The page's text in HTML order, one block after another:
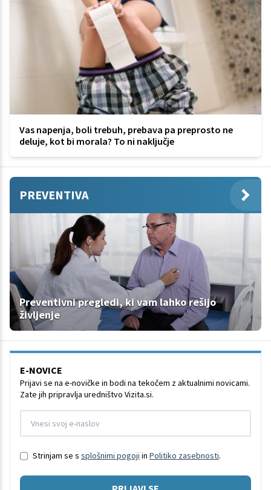
Vas napenja, boli trebuh, prebava pa preprosto ne
deluje, kot bi morala? To ni naključje
PREVENTIVA
Preventivni pregledi, ki vam lahko rešijo
življenje
E-NOVICE
Prijavi se na e-novičke in bodi na tekočem z aktualnimi novicami.
Zate jih pripravlja uredništvo Vizita.si.
Strinjam se s splošnimi pogoji in Politiko zasebnosti.